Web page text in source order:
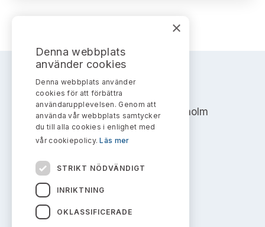
Publikationer och anföranden
AKTIEMARKNADSNÄMNDEN
Address: Box 7354, 103 90 Stockholm
info@aktiemarknadsnamnden.se
Om innehållet
Om webbplatsen
×
Denna webbplats
använder cookies
Denna webbplats använder
cookies för att förbättra
användarupplevelsen. Genom att
använda vår webbplats samtycker
du till alla cookies i enlighet med
vår cookiepolicy.Läs mer
STRIKT NÖDVÄNDIGT
INRIKTNING
OKLASSIFICERADE